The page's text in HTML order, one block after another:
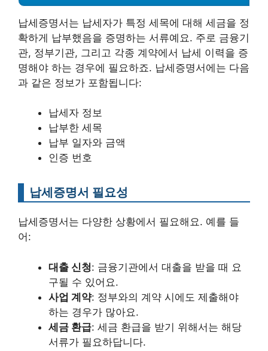
납세증명서는 납세자가 특정 세목에 대해 세금을 정
확하게 납부했음을 증명하는 서류예요. 주로 금융기
관, 정부기관, 그리고 각종 계약에서 납세 이력을 증
명해야 하는 경우에 필요하죠. 납세증명서에는 다음
과 같은 정보가 포함됩니다:
납세자 정보
납부한 세목
납부 일자와 금액
인증 번호
납세증명서 필요성
납세증명서는 다양한 상황에서 필요해요. 예를 들
어:
대출 신청: 금융기관에서 대출을 받을 때 요
구될 수 있어요.
사업 계약: 정부와의 계약 시에도 제출해야
하는 경우가 많아요.
세금 환급: 세금 환급을 받기 위해서는 해당
서류가 필요하답니다.